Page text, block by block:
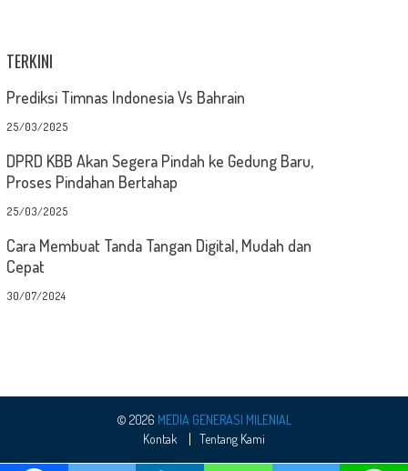
TERKINI
Prediksi Timnas Indonesia Vs Bahrain
25/03/2025
DPRD KBB Akan Segera Pindah ke Gedung Baru,
Proses Pindahan Bertahap
25/03/2025
Cara Membuat Tanda Tangan Digital, Mudah dan
Cepat
30/07/2024
© 2026 MEDIA GENERASI MILENIAL
Kontak
Tentang Kami